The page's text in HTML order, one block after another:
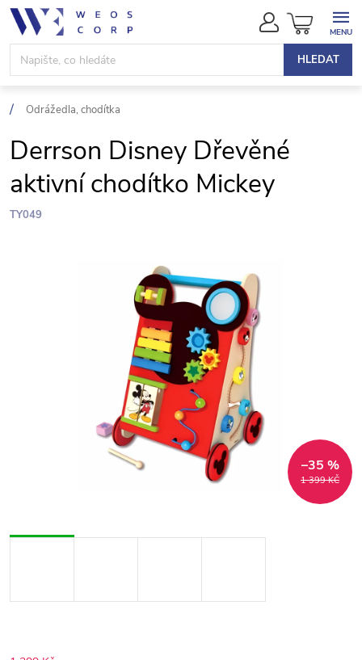
Přejít
obsah
HLEDAT
NÁKUPNÍ
KOŠÍK
Odrážedla, chodítka
Derrson Disney Dřevěné
aktivní chodítko Mickey
TY049
1 399 KČ
–35 %